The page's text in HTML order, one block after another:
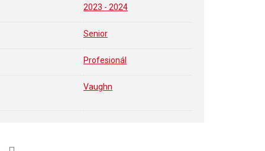
2023 - 2024
Senior
Profesionál
Vaughn